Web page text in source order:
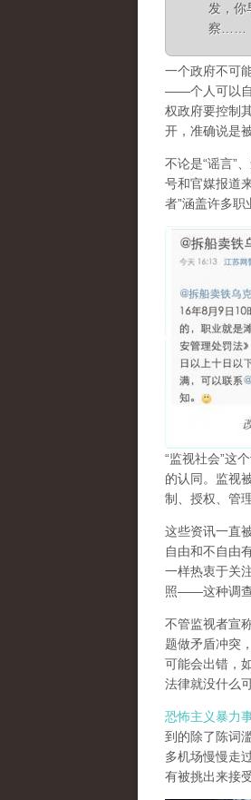
发，你
察……
一个政府不可
——个人可以自
权政府要控制
开，准确说是
不论是“谣言”
号和官媒报道
者”涵盖许多职
“监视社会”这
的认同。监视
制、授权、管
这些资讯一直
自由和不自由
一样热衷于关
照——这种调查
不管监视者宣
题做矛盾冲突
可能会出错，
法律就没什么
恐怖主义暴力
到的除了陈词
多机场慢慢走
有被挑出来接